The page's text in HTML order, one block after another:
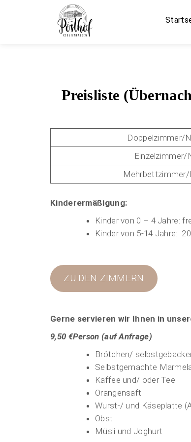
Preisliste
Doppelzimmer/
Einzelzimmer/
Kinderermäßigung:
Kinder von 0 – 4 Jahre:
Kinder von 5-14 Jahre:
ZU DEN ZIMMERN
Gerne servieren wir Ihnen in
9,50 €Person (auf Anfrage)
Brötchen/
Selbstgemachte
Kaffee und/ oder Tee
Orangensaft
Wurst-/ und Käseplatte
Obst
Müsli und Joghurt